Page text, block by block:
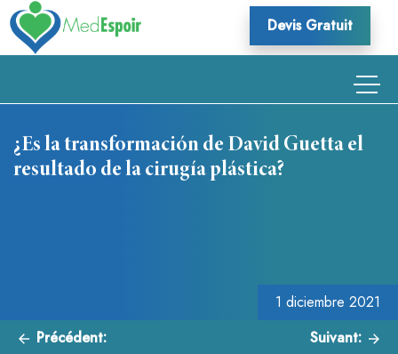
Skip
to
content
Devis Gratuit
¿Es la transformación de David Guetta el
resultado de la cirugía plástica?
1 diciembre 2021
Précédent: Suivant: